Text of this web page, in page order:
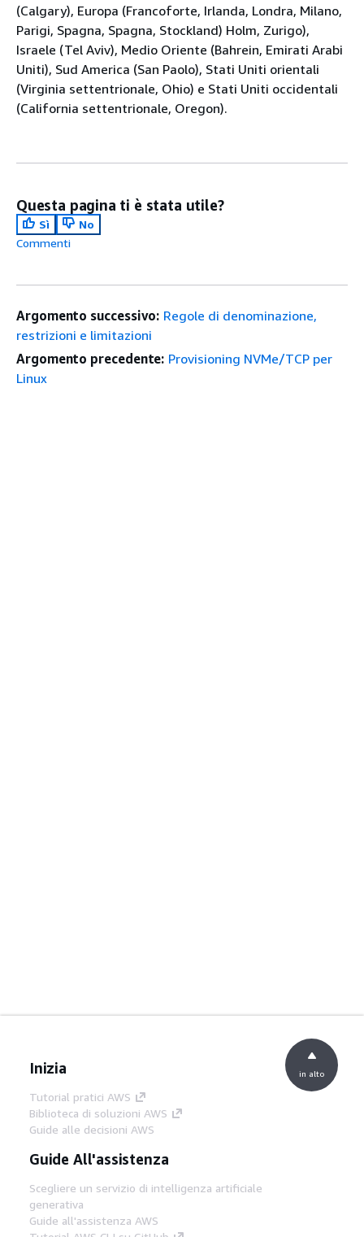
(Calgary), Europa (Francoforte, Irlanda, Londra, Milano,
Parigi, Spagna, Spagna, Stockland) Holm, Zurigo),
Israele (Tel Aviv), Medio Oriente (Bahrein, Emirati Arabi
Uniti), Sud America (San Paolo), Stati Uniti orientali
(Virginia settentrionale, Ohio) e Stati Uniti occidentali
(California settentrionale, Oregon).
Questa pagina ti è stata utile?
Sì
No
Commenti
Argomento successivo: Regole di denominazione,
restrizioni e limitazioni
Argomento precedente: Provisioning NVMe/TCP per
Linux
Inizia
Tutorial pratici AWS
Biblioteca di soluzioni AWS
Guide alle decisioni AWS
Guide All'assistenza
Scegliere un servizio di intelligenza artificiale
generativa
Guide all'assistenza AWS
in alto